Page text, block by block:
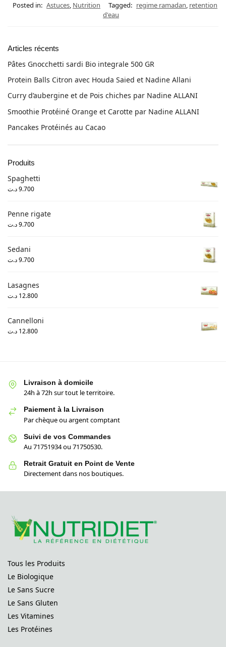
Posted in: Astuces, Nutrition Tagged: regime ramadan, retention
d'eau
Articles récents
Pâtes Gnocchetti sardi Bio integrale 500 GR
Protein Balls Citron avec Houda Saied et Nadine Allani
Curry d’aubergine et de Pois chiches par Nadine ALLANI
Smoothie Protéiné Orange et Carotte par Nadine ALLANI
Pancakes Protéinés au Cacao
Produits
Spaghetti
9.700د.ت
Penne rigate
9.700د.ت
Sedani
9.700د.ت
Lasagnes
12.800 د.ت
Cannelloni
12.800 د.ت
Livraison à domicile
24h à 72h sur tout le territoire.
Paiement à la Livraison
Par chèque ou argent comptant
Suivi de vos Commandes
Au 71751934 ou 71750530.
Retrait Gratuit en Point de Vente
Directement dans nos boutiques.
Tous les Produits
Le Biologique
Le Sans Sucre
Le Sans Gluten
Les Vitamines
Les Protéines